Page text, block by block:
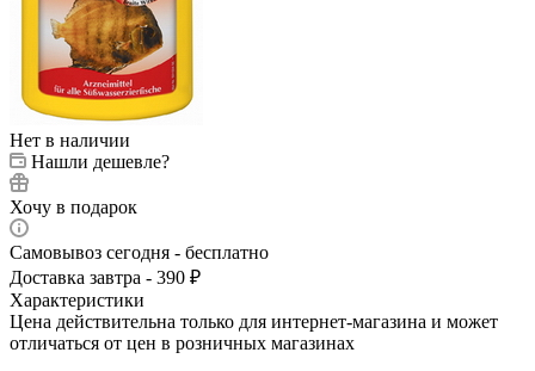
Нет в наличии
Нашли дешевле?
Хочу в подарок
Самовывоз сегодня - бесплатно
Доставка завтра - 390 ₽
Характеристики
Цена действительна только для интернет-магазина и может
отличаться от цен в розничных магазинах